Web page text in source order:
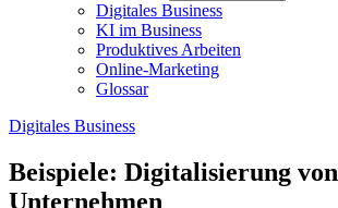
Digitales Business
KI im Business
Produktives Arbeiten
Online-Marketing
Glossar
Digitales Business
Beispiele: Digitalisierung von
Unternehmen